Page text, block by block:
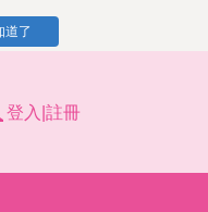
道了
登入|註冊